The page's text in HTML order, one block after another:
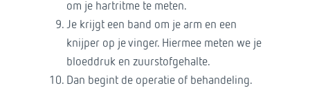
om je hartritme te meten.
Je krijgt een band om je arm en een
knijper op je vinger. Hiermee meten we je
bloeddruk en zuurstofgehalte.
Dan begint de operatie of behandeling.